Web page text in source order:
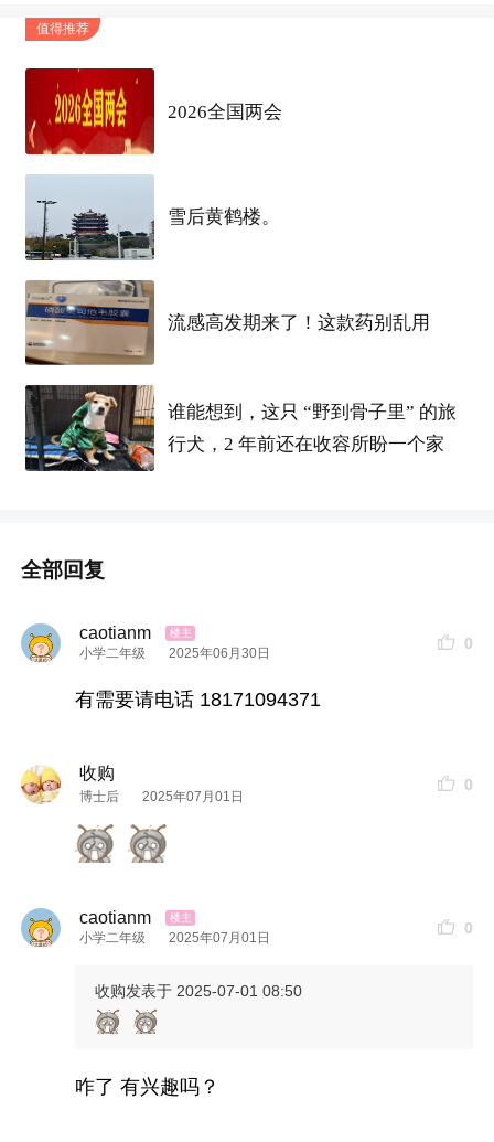
值得推荐
2026全国两会
雪后黄鹤楼。
流感高发期来了！这款药别乱用
谁能想到，这只 “野到骨子里” 的旅
行犬，2 年前还在收容所盼一个家
全部回复
caotianm
小学二年级 2025年06月30日
0
有需要请电话 18171094371
收购
博士后 2025年07月01日
0
caotianm
小学二年级 2025年07月01日
0
收购发表于 2025-07-01 08:50
咋了 有兴趣吗？